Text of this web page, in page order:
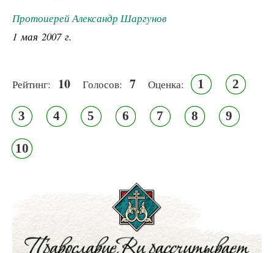
Протоиерей Александр Шаргунов
1 мая 2007 г.
Рейтинг: 10 Голосов: 7 Оценка: 1 2
3 4 5 6 7 8 9
10